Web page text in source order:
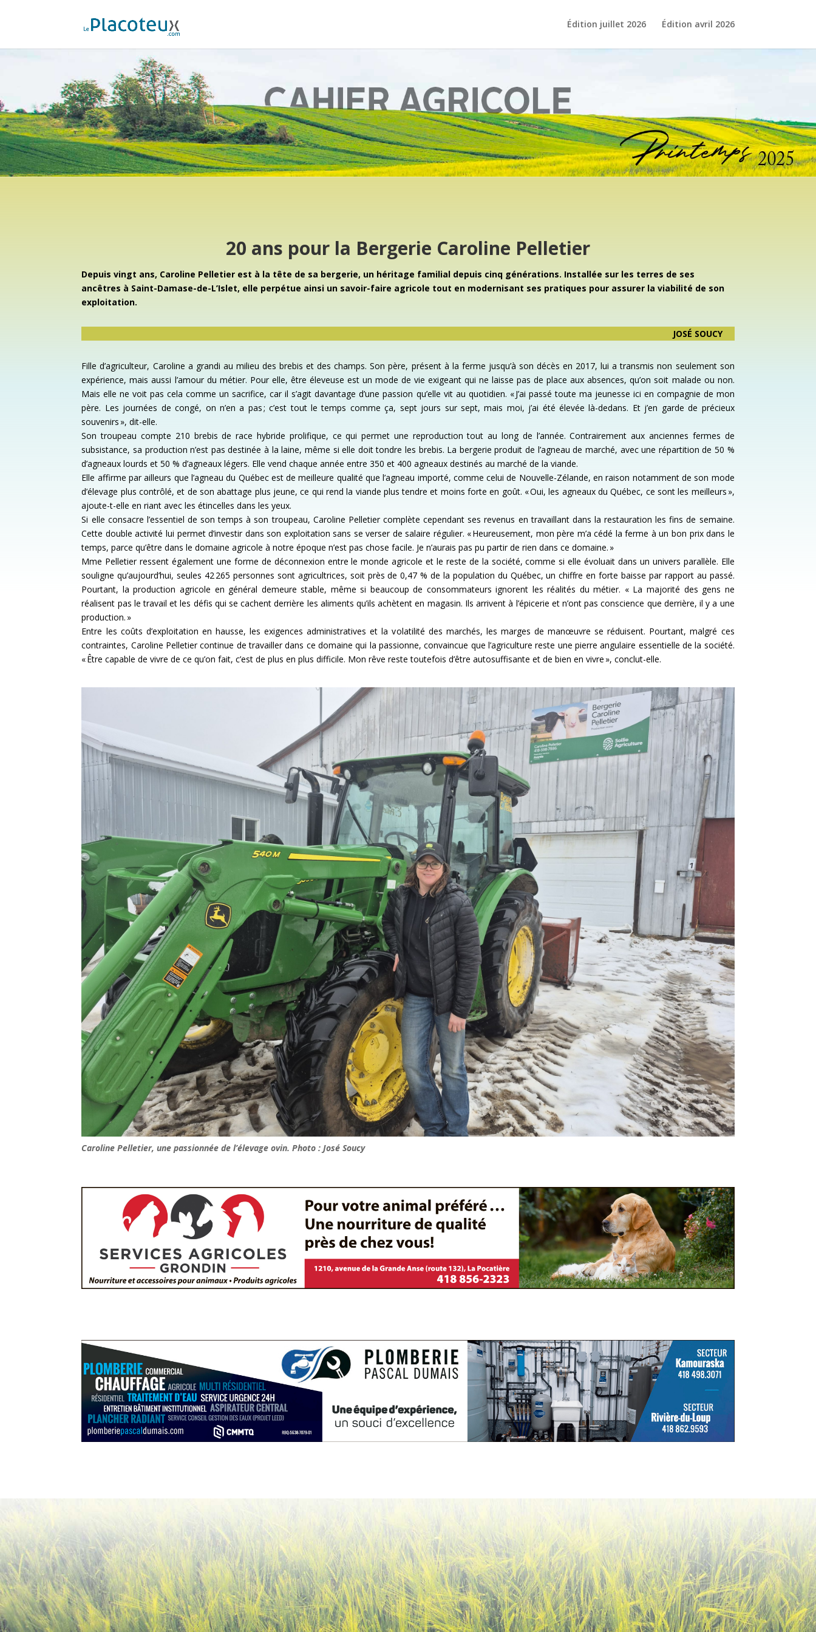
Édition juillet 2026 Édition avril 2026
20 ans pour la Bergerie Caroline Pelletier
Depuis vingt ans, Caroline Pelletier est à la tête de sa bergerie, un héritage familial depuis cinq générations. Installée sur les terres de ses
ancêtres à Saint-Damase-de-L’Islet, elle perpétue ainsi un savoir-faire agricole tout en modernisant ses pratiques pour assurer la viabilité de son
exploitation.
JOSÉ SOUCY
Fille d’agriculteur, Caroline a grandi au milieu des brebis et des champs. Son père, présent à la ferme jusqu’à son décès en 2017, lui a transmis non seulement son
expérience, mais aussi l’amour du métier. Pour elle, être éleveuse est un mode de vie exigeant qui ne laisse pas de place aux absences, qu’on soit malade ou non.
Mais elle ne voit pas cela comme un sacrifice, car il s’agit davantage d’une passion qu’elle vit au quotidien. « J’ai passé toute ma jeunesse ici en compagnie de mon
père. Les journées de congé, on n’en a pas ; c’est tout le temps comme ça, sept jours sur sept, mais moi, j’ai été élevée là-dedans. Et j’en garde de précieux
souvenirs », dit-elle.
Son troupeau compte 210 brebis de race hybride prolifique, ce qui permet une reproduction tout au long de l’année. Contrairement aux anciennes fermes de
subsistance, sa production n’est pas destinée à la laine, même si elle doit tondre les brebis. La bergerie produit de l’agneau de marché, avec une répartition de 50 %
d’agneaux lourds et 50 % d’agneaux légers. Elle vend chaque année entre 350 et 400 agneaux destinés au marché de la viande.
Elle affirme par ailleurs que l’agneau du Québec est de meilleure qualité que l’agneau importé, comme celui de Nouvelle-Zélande, en raison notamment de son mode
d’élevage plus contrôlé, et de son abattage plus jeune, ce qui rend la viande plus tendre et moins forte en goût. « Oui, les agneaux du Québec, ce sont les meilleurs »,
ajoute-t-elle en riant avec les étincelles dans les yeux.
Si elle consacre l’essentiel de son temps à son troupeau, Caroline Pelletier complète cependant ses revenus en travaillant dans la restauration les fins de semaine.
Cette double activité lui permet d’investir dans son exploitation sans se verser de salaire régulier. « Heureusement, mon père m’a cédé la ferme à un bon prix dans le
temps, parce qu’être dans le domaine agricole à notre époque n’est pas chose facile. Je n’aurais pas pu partir de rien dans ce domaine. »
Mme Pelletier ressent également une forme de déconnexion entre le monde agricole et le reste de la société, comme si elle évoluait dans un univers parallèle. Elle
souligne qu’aujourd’hui, seules 42 265 personnes sont agricultrices, soit près de 0,47 % de la population du Québec, un chiffre en forte baisse par rapport au passé.
Pourtant, la production agricole en général demeure stable, même si beaucoup de consommateurs ignorent les réalités du métier. « La majorité des gens ne
réalisent pas le travail et les défis qui se cachent derrière les aliments qu’ils achètent en magasin. Ils arrivent à l’épicerie et n’ont pas conscience que derrière, il y a une
production. »
Entre les coûts d’exploitation en hausse, les exigences administratives et la volatilité des marchés, les marges de manœuvre se réduisent. Pourtant, malgré ces
contraintes, Caroline Pelletier continue de travailler dans ce domaine qui la passionne, convaincue que l’agriculture reste une pierre angulaire essentielle de la société.
« Être capable de vivre de ce qu’on fait, c’est de plus en plus difficile. Mon rêve reste toutefois d’être autosuffisante et de bien en vivre », conclut-elle.
Caroline Pelletier, une passionnée de l’élevage ovin. Photo : José Soucy